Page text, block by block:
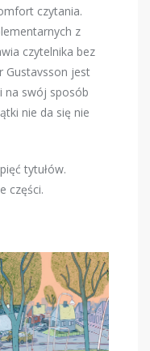
czytania.
z
czytelnika bez
Gustavsson jest
na swój sposób
nie da się nie
tytułów.
części.